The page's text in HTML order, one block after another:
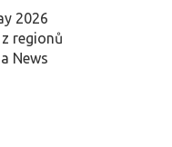
2026
regionů
News
Dopad
Aktuality